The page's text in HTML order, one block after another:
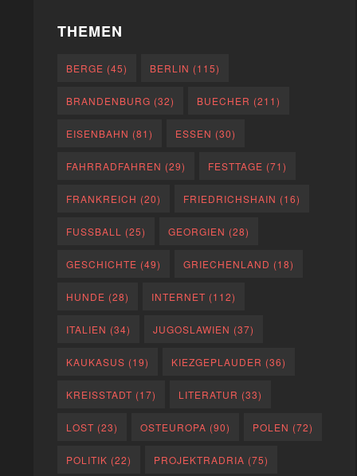
THEMEN
BERGE (45) BERLIN (115)
BRANDENBURG (32) BUECHER (211)
EISENBAHN (81) ESSEN (30)
FAHRRADFAHREN (29) FESTTAGE (71)
FRANKREICH (20) FRIEDRICHSHAIN (16)
FUSSBALL (25) GEORGIEN (28)
GESCHICHTE (49) GRIECHENLAND (18)
HUNDE (28) INTERNET (112)
ITALIEN (34) JUGOSLAWIEN (37)
KAUKASUS (19) KIEZGEPLAUDER (36)
KREISSTADT (17) LITERATUR (33)
LOST (23) OSTEUROPA (90) POLEN (72)
POLITIK (22) PROJEKTRADRIA (75)